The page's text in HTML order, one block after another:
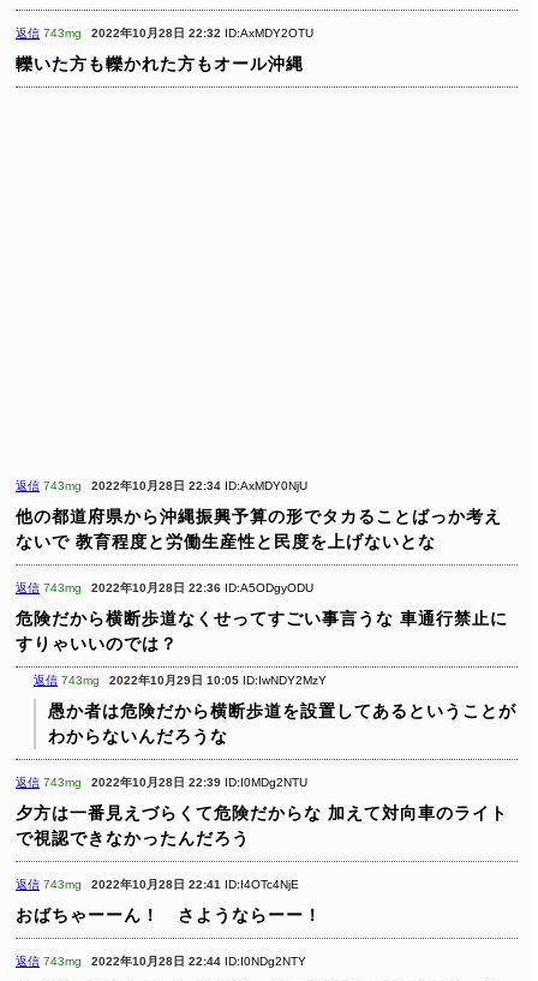
返信 743mg 2022年10月28日 22:32 ID:AxMDY2OTU
轢いた方も轢かれた方もオール沖縄
返信 743mg 2022年10月28日 22:34 ID:AxMDY0NjU
他の都道府県から沖縄振興予算の形でタカることばっか考え
ないで 教育程度と労働生産性と民度を上げないとな
返信 743mg 2022年10月28日 22:36 ID:A5ODgyODU
危険だから横断歩道なくせってすごい事言うな 車通行禁止に
すりゃいいのでは？
返信 743mg 2022年10月29日 10:05 ID:IwNDY2MzY
愚か者は危険だから横断歩道を設置してあるということが
わからないんだろうな
返信 743mg 2022年10月28日 22:39 ID:I0MDg2NTU
夕方は一番見えづらくて危険だからな 加えて対向車のライト
で視認できなかったんだろう
返信 743mg 2022年10月28日 22:41 ID:I4OTc4NjE
おばちゃーーん！ さようならーー！
返信 743mg 2022年10月28日 22:44 ID:I0NDg2NTY